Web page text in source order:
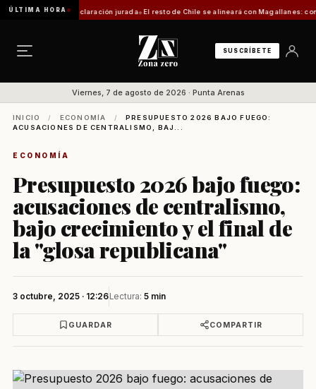
ÚLTIMA HORA
declaración jurada El resto de Chile se alineará con Magallanes: confirman
SUSCRÍBETE
Viernes, 7 de agosto de 2026 · Punta Arenas
INICIO / ECONOMÍA /
PRESUPUESTO 2026 BAJO FUEGO:
ACUSACIONES DE CENTRALISMO, BAJ...
ECONOMÍA
Presupuesto 2026 bajo fuego:
acusaciones de centralismo,
bajo crecimiento y el final de
la "glosa republicana"
3 octubre, 2025 · 12:26Lectura: 5 min
GUARDAR COMPARTIR